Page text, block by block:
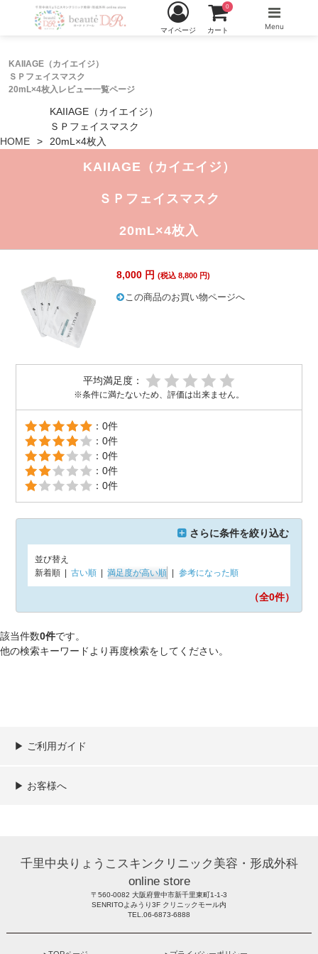
KAIIAGE（カイエイジ）
ＳＰフェイスマスク
20mL×4枚入レビュー一覧ページ
マイページ カート
0
Menu
HOME
KAIIAGE（カイエイジ）
ＳＰフェイスマスク
20mL×4枚入
KAIIAGE（カイエイジ）
ＳＰフェイスマスク
20mL×4枚入
8,000 円 (税込 8,800 円)
この商品のお買い物ページへ
平均満足度：
※条件に満たないため、評価は出来ません。
：0件
：0件
：0件
：0件
：0件
さらに条件を絞り込む
並び替え
新着順
古い順 満足度が高い順 参考になった順
（全0件）
該当件数0件です。
他の検索キーワードより再度検索をしてください。
▶︎ ご利用ガイド
ご利用ガイド
決済／配送／送料について
取り扱い商品一覧
顧客情報の取扱について
特定商取引法の表記
▶︎ お客様へ
千里中央りょうこスキンクリニック美容・形成外科
online store
〒560-0082 大阪府豊中市新千里東町1-1-3
SENRITOよみうり3F クリニックモール内
TEL.06-6873-6888